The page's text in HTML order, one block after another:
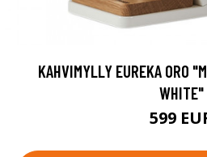
KAHVIMYLLY EUREKA ORO
WHITE"
599